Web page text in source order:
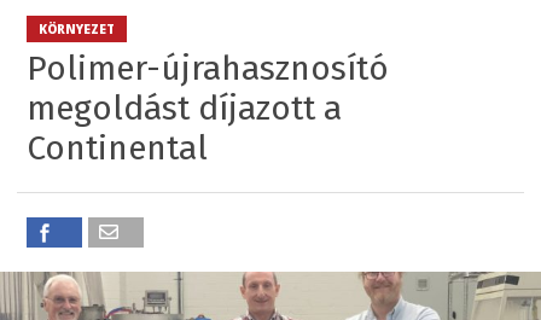
KÖRNYEZET
Polimer-újrahasznosító
megoldást díjazott a
Continental